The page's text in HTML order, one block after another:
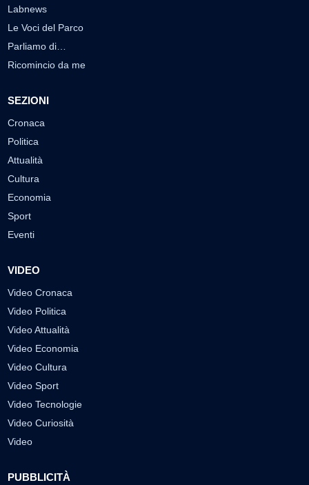
Labnews
Le Voci del Parco
Parliamo di…
Ricomincio da me
SEZIONI
Cronaca
Politica
Attualità
Cultura
Economia
Sport
Eventi
VIDEO
Video Cronaca
Video Politica
Video Attualità
Video Economia
Video Cultura
Video Sport
Video Tecnologie
Video Curiosità
Video
PUBBLICITÀ